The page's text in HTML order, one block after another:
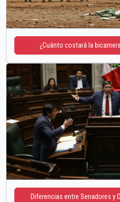
¿Cuánto costará la
Diferencias entre Senadores y